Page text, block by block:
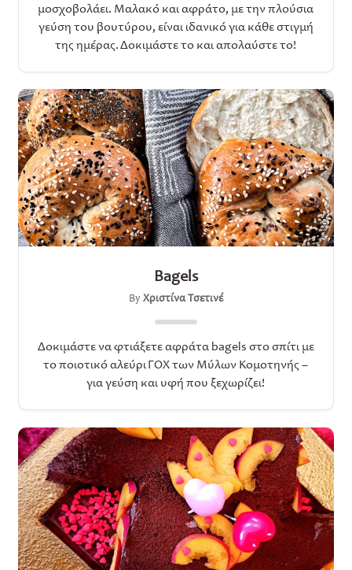
μοσχοβολάει. Μαλακό και αφράτο, με την πλούσια
γεύση του βουτύρου, είναι ιδανικό για κάθε στιγμή
της ημέρας. Δοκιμάστε το και απολαύστε το!
Bagels
By Χριστίνα Τσετινέ
Δοκιμάστε να φτιάξετε αφράτα bagels στο σπίτι με
το ποιοτικό αλεύρι ΓΟΧ των Μύλων Κομοτηνής –
για γεύση και υφή που ξεχωρίζει!